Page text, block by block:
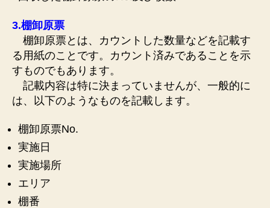
3.棚卸原票
棚卸原票とは、カウントした数量などを記載す
る用紙のことです。カウント済みであることを示
すものでもあります。
記載内容は特に決まっていませんが、一般的に
は、以下のようなものを記載します。
棚卸原票No.
実施日
実施場所
エリア
棚番